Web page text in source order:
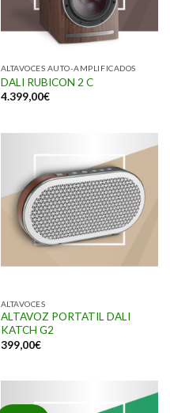
ALTAVOCES AUTO-AMPLIFICADOS
DALI RUBICON 2 C
4.399,00€
ALTAVOCES
ALTAVOZ PORTATIL DALI
KATCH G2
399,00€